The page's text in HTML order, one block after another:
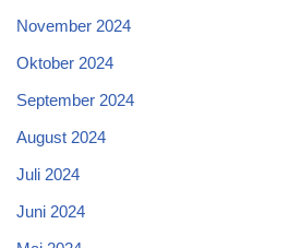
November 2024
Oktober 2024
September 2024
August 2024
Juli 2024
Juni 2024